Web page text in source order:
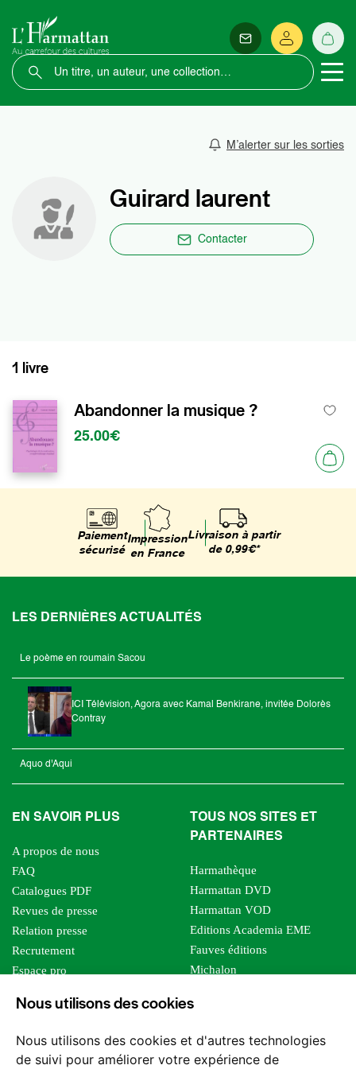
Nous utilisons des cookies
Nous utilisons des cookies et d'autres technologies
de suivi pour améliorer votre expérience de
M’alerter sur les sorties
Guirard laurent
Contacter
1 livre
Abandonner la musique ?
25.00€
Paiement
sécurisé
Impression
en France
Livraison à partir
de 0,99€*
LES DERNIÈRES ACTUALITÉS
Le poème en roumain Sacou
ICI Télévision, Agora avec Kamal Benkirane, invitée Dolorès
Contray
Aquo d'Aqui
EN SAVOIR PLUS
A propos de nous
FAQ
Catalogues PDF
Revues de presse
Relation presse
Recrutement
Espace pro
Foreign rights
TOUS NOS SITES ET
PARTENAIRES
Harmathèque
Harmattan DVD
Harmattan VOD
Editions Academia EME
Fauves éditions
Michalon
Editions Sutton
Les impliqués